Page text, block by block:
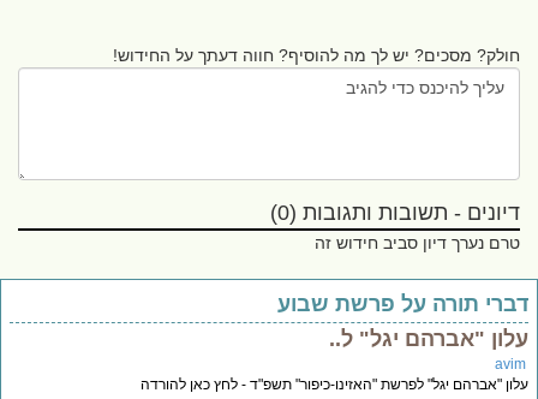
חולק? מסכים? יש לך מה להוסיף? חווה דעתך על החידוש!
דיונים - תשובות ותגובות (0)
טרם נערך דיון סביב חידוש זה
תורה על פרשת שבוע
"אברהם יגל" ל..
"אברהם יגל" לפרשת "האזינו-כיפור" תשפ"ד - לחץ כאן להורדה